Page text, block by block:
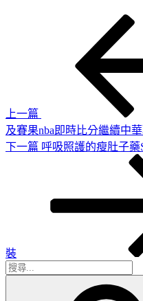
上一篇
及賽果nba即時比分繼續中
下
下一篇 呼吸照護的瘦肚子
裝
搜